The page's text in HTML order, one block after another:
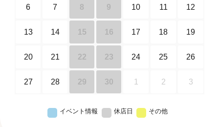
6 7 8 9 10 11 12
13 14 15 16 17 18 19
20 21 22 23 24 25 26
27 28 29 30 1 2 3
イベント情報 休店日 その他